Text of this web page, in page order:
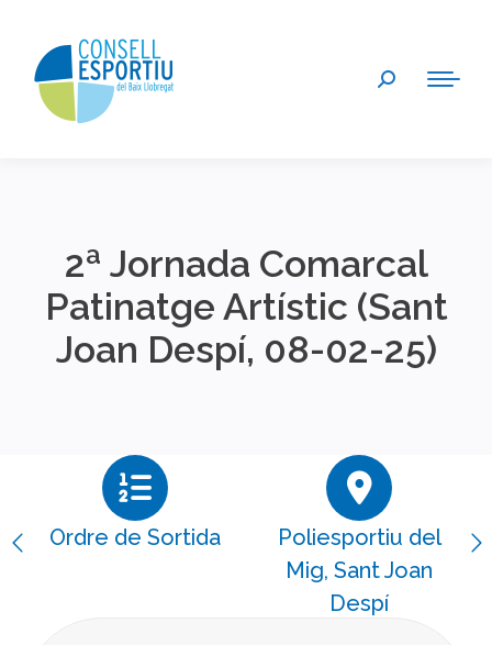
Search:
2ª Jornada Comarcal
Patinatge Artístic (Sant
Joan Despí, 08-02-25)
Ordre de Sortida
Poliesportiu del
Mig, Sant Joan
Despí